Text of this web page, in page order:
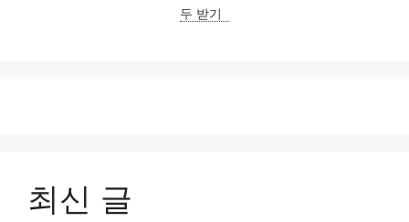
두 받기
최신 글